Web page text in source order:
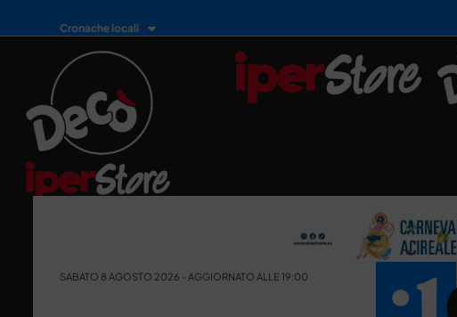
Cronache locali
SABATO 8 AGOSTO 2026 - AGGIORNATO ALLE 19:00